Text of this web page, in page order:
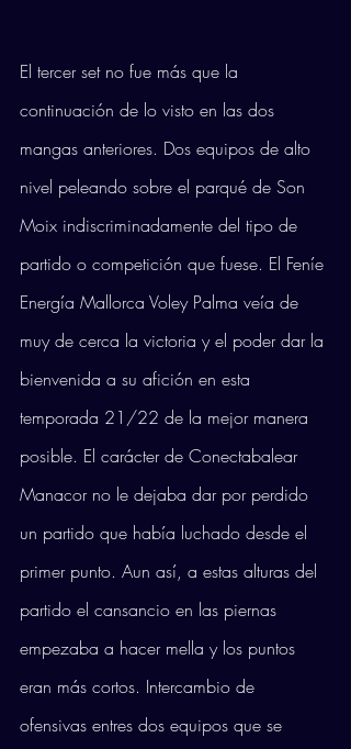
El tercer set no fue más que la
continuación de lo visto en las dos
mangas anteriores. Dos equipos de alto
nivel peleando sobre el parqué de Son
Moix indiscriminadamente del tipo de
partido o competición que fuese. El Feníe
Energía Mallorca Voley Palma veía de
muy de cerca la victoria y el poder dar la
bienvenida a su afición en esta
temporada 21/22 de la mejor manera
posible. El carácter de Conectabalear
Manacor no le dejaba dar por perdido
un partido que había luchado desde el
primer punto. Aun así, a estas alturas del
partido el cansancio en las piernas
empezaba a hacer mella y los puntos
eran más cortos. Intercambio de
ofensivas entres dos equipos que se